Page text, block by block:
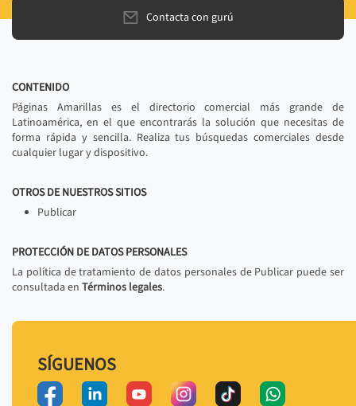
Contacta con gurú
CONTENIDO
Páginas Amarillas es el directorio comercial más grande de
Latinoamérica, en el que encontrarás la solución que necesitas de
forma rápida y sencilla. Realiza tus búsquedas comerciales desde
cualquier lugar y dispositivo.
OTROS DE NUESTROS SITIOS
Publicar
PROTECCIÓN DE DATOS PERSONALES
La política de tratamiento de datos personales de Publicar puede ser
consultada en Términos legales.
SÍGUENOS